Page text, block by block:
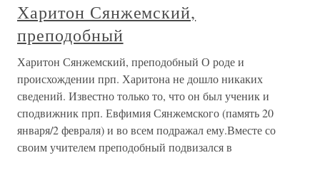
Харитон Сянжемский,
преподобный
Харитон Сянжемский, преподобный О роде и
происхождении прп. Харитона не дошло никаких
сведений. Известно только то, что он был ученик и
сподвижник прп. Евфимия Сянжемского (память 20
января/2 февраля) и во всем подражал ему.Вместе со
своим учителем преподобный подвизался в